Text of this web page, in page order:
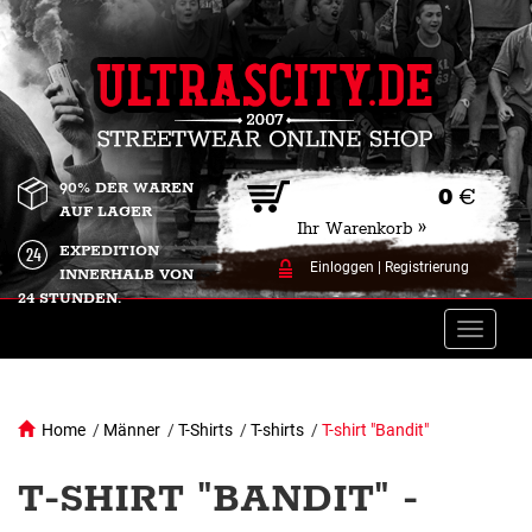
0 €
Ihr Warenkorb »
Einloggen Registrierung
90% DER WAREN
AUF LAGER
EXPEDITION
INNERHALB VON
24 STUNDEN.
Toggle
Home / Männer /T-Shirts /T-shirts /T-shirt "Bandit"
T-SHIRT "BANDIT" -